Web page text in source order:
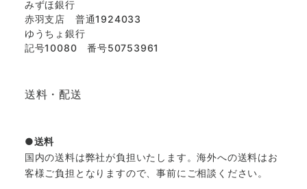
みずほ銀行
赤羽支店 普通1924033
ゆうちょ銀行
記号10080 番号50753961
送料・配送
送料
国内の送料は弊社が負担いたします。海外への送料はお
客様ご負担となりますので、事前にご相談ください。